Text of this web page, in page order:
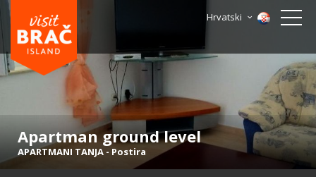
Hrvatski
Apartman ground level
APARTMANI TANJA - Postira